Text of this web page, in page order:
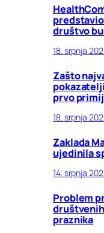
društvo
18. srpnja
Zašto
prvo
18. srpnja
Zaklada
ujedinila
14. srpnja
Problem
praznika